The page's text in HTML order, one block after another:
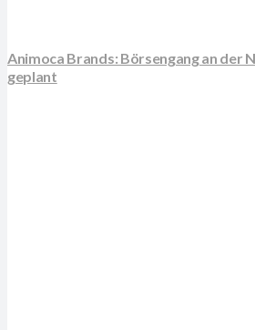
Animoca Brands: Börsengang an der
geplant